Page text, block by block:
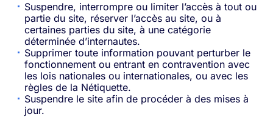
Suspendre, interrompre ou limiter l’accès à tout ou
partie du site, réserver l’accès au site, ou à
certaines parties du site, à une catégorie
déterminée d’internautes.
Supprimer toute information pouvant perturber le
fonctionnement ou entrant en contravention avec
les lois nationales ou internationales, ou avec les
règles de la Nétiquette.
Suspendre le site afin de procéder à des mises à
jour.